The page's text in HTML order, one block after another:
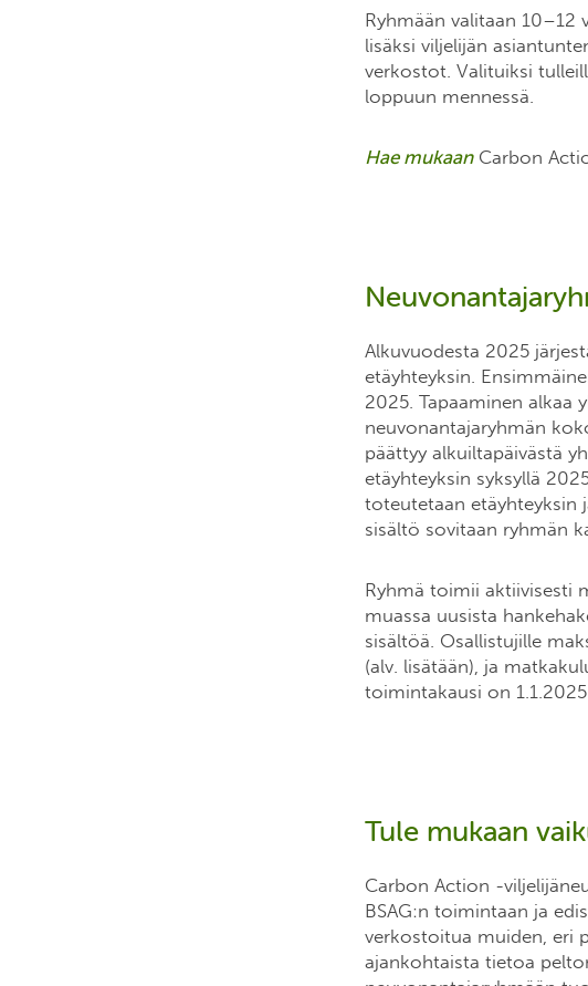
Ryhmään valitaan 10–12
lisäksi viljelijän
verkostot. Valituiksi
loppuun mennessä.
Hae mukaanCarbon
Alkuvuodesta 2025
etäyhteyksin.
2025. Tapaaminen alkaa
neuvonantajaryhmän
päättyy alkuiltapäivästä
etäyhteyksin syksyllä
toteutetaan etäyhteyksin
sisältö sovitaan ryhmän
Ryhmä toimii aktiivisesti
muassa uusista
sisältöä. Osallistujille
(alv. lisätään), ja
toimintakausi on
Tule mukaan
Carbon Action -
BSAG:n toimintaan ja
verkostoitua muiden, eri
ajankohtaista tietoa